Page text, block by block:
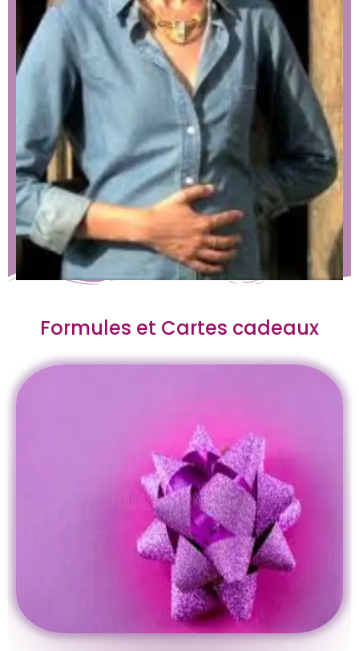
Formules et Cartes cadeaux